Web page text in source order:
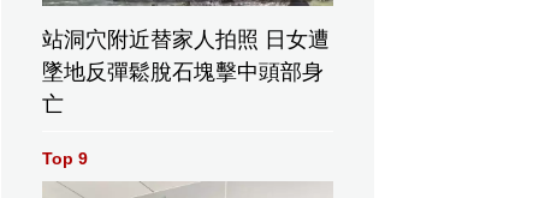
站洞穴附近替家人拍照 日女遭
墜地反彈鬆脫石塊擊中頭部身
亡
Top 9